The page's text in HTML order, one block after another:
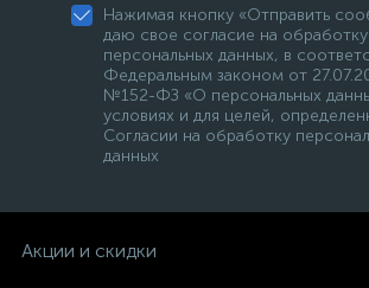
Нажимая кнопку «Отправить
даю свое согласие на
персональных данных, в
Федеральным законом от
№152-ФЗ «О персональных
условиях и для целей,
Согласии на обработку
данных
Акции и скидки